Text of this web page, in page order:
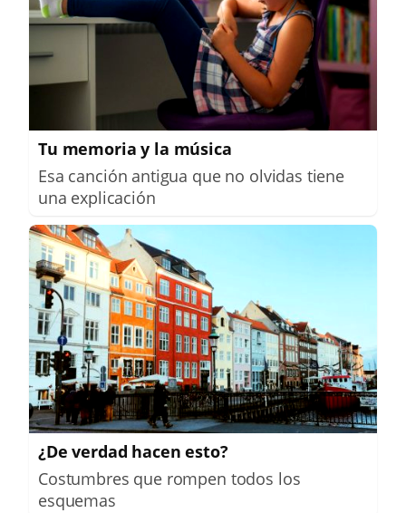
Tu memoria y la música
Esa canción antigua que no olvidas tiene
una explicación
¿De verdad hacen esto?
Costumbres que rompen todos los
esquemas